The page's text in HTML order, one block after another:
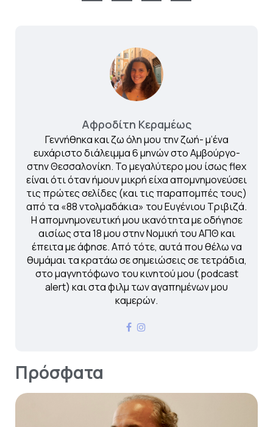
Αφροδίτη Κεραμέως
Γεννήθηκα και ζω όλη μου την ζωή- μ’ένα
ευχάριστο διάλειμμα 6 μηνών στο Αμβούργο-
στην Θεσσαλονίκη. Το μεγαλύτερο μου ίσως flex
είναι ότι όταν ήμουν μικρή είχα απομνημονεύσει
τις πρώτες σελίδες (και τις παραπομπές τους)
από τα «88 ντολμαδάκια» του Ευγένιου Τριβιζά.
Η απομνημονευτική μου ικανότητα με οδήγησε
αισίως στα 18 μου στην Νομική του ΑΠΘ και
έπειτα με άφησε. Από τότε, αυτά που θέλω να
θυμάμαι τα κρατάω σε σημειώσεις σε τετράδια,
στο μαγνητόφωνο του κινητού μου (podcast
alert) και στα φιλμ των αγαπημένων μου
καμερών.
Πρόσφατα